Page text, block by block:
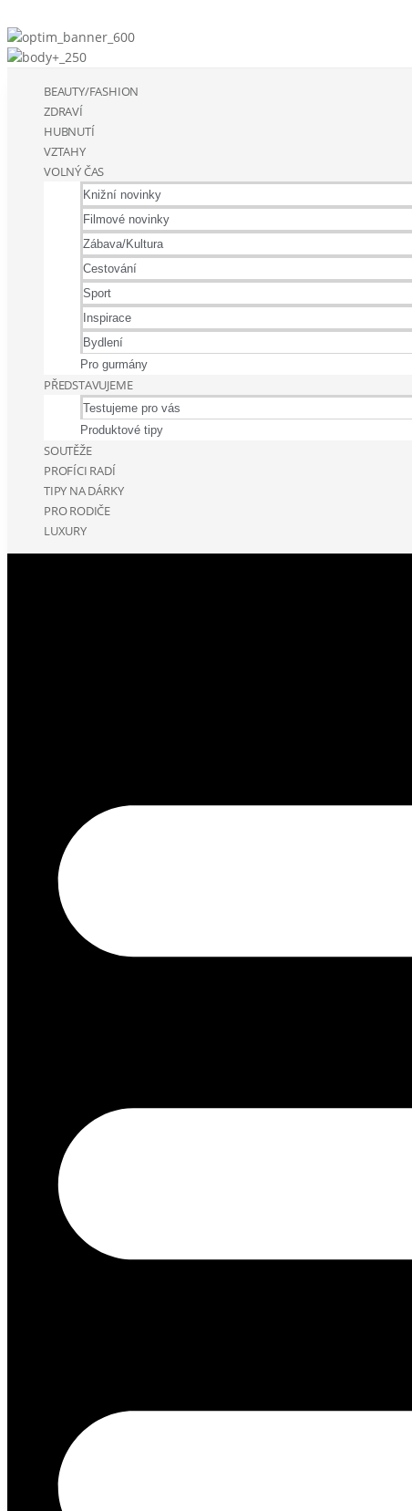
BEAUTY/FASHION
ZDRAVÍ
HUBNUTÍ
VZTAHY
VOLNÝ ČAS
Knižní novinky
Filmové novinky
Zábava/Kultura
Cestování
Sport
Inspirace
Bydlení
Pro gurmány
PŘEDSTAVUJEME
Testujeme pro vás
Produktové tipy
SOUTĚŽE
PROFÍCI RADÍ
TIPY NA DÁRKY
PRO RODIČE
LUXURY